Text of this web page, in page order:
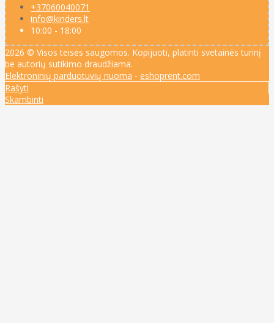
+37060040071
info@kinders.lt
10:00 - 18:00
2026 © Visos teisės saugomos. Kopijuoti, platinti svetainės turinį
be autorių sutikimo draudžiama.
Elektroninių parduotuvių nuoma - eshoprent.com
Rašyti
Skambinti